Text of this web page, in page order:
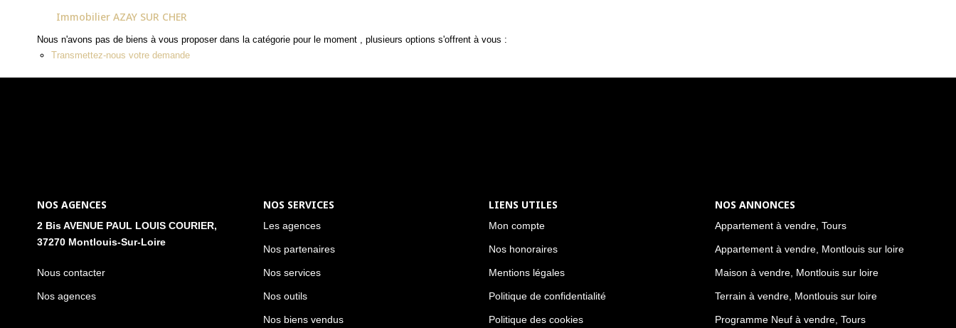
Immobilier AZAY SUR CHER
Nous n'avons pas de biens à vous proposer dans la catégorie pour le moment , plusieurs options s'offrent à vous :
Transmettez-nous votre demande
NOS AGENCES
2 Bis AVENUE PAUL LOUIS COURIER,
37270 Montlouis-Sur-Loire
Nous contacter
Nos agences
NOS SERVICES
Les agences
Nos partenaires
Nos services
Nos outils
Nos biens vendus
LIENS UTILES
Mon compte
Nos honoraires
Mentions légales
Politique de confidentialité
Politique des cookies
NOS ANNONCES
Appartement à vendre, Tours
Appartement à vendre, Montlouis sur loire
Maison à vendre, Montlouis sur loire
Terrain à vendre, Montlouis sur loire
Programme Neuf à vendre, Tours